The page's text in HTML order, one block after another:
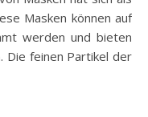
Masken können auf
werden und bieten
Die feinen Partikel der